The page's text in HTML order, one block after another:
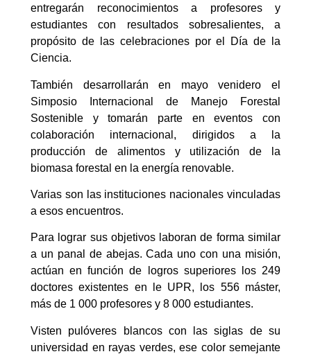
entregarán reconocimientos a profesores y
estudiantes con resultados sobresalientes, a
propósito de las celebraciones por el Día de la
Ciencia.
También desarrollarán en mayo venidero el
Simposio Internacional de Manejo Forestal
Sostenible y tomarán parte en eventos con
colaboración internacional, dirigidos a la
producción de alimentos y utilización de la
biomasa forestal en la energía renovable.
Varias son las instituciones nacionales vinculadas
a esos encuentros.
Para lograr sus objetivos laboran de forma similar
a un panal de abejas. Cada uno con una misión,
actúan en función de logros superiores los 249
doctores existentes en le UPR, los 556 máster,
más de 1 000 profesores y 8 000 estudiantes.
Visten pulóveres blancos con las siglas de su
universidad en rayas verdes, ese color semejante